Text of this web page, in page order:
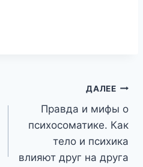
ДАЛЕЕ
Правда и мифы о
психосоматике. Как
тело и психика
влияют друг на друга